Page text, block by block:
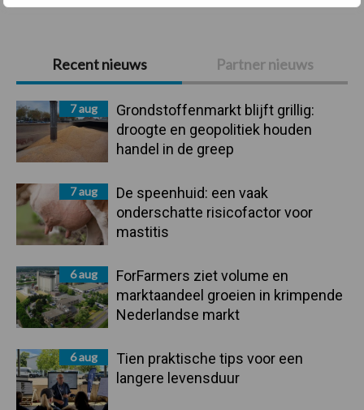
Primaire
Sidebar
Recent nieuws Partner nieuws
7 aug
Grondstoffenmarkt blijft grillig:
droogte en geopolitiek houden
handel in de greep
7 aug
De speenhuid: een vaak
onderschatte risicofactor voor
mastitis
6 aug
ForFarmers ziet volume en
marktaandeel groeien in krimpende
Nederlandse markt
6 aug
Tien praktische tips voor een
langere levensduur